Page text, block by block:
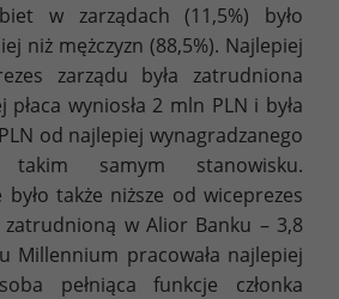
w zarządach (11,5%) było
niż mężczyzn (88,5%). Najlepiej
zarządu była zatrudniona
płaca wyniosła 2 mln PLN i była
od najlepiej wynagradzanego
takim samym stanowisku.
było także niższe od wiceprezes
zatrudnioną w Alior Banku – 3,8
Millennium pracowała najlepiej
pełniąca funkcje członka